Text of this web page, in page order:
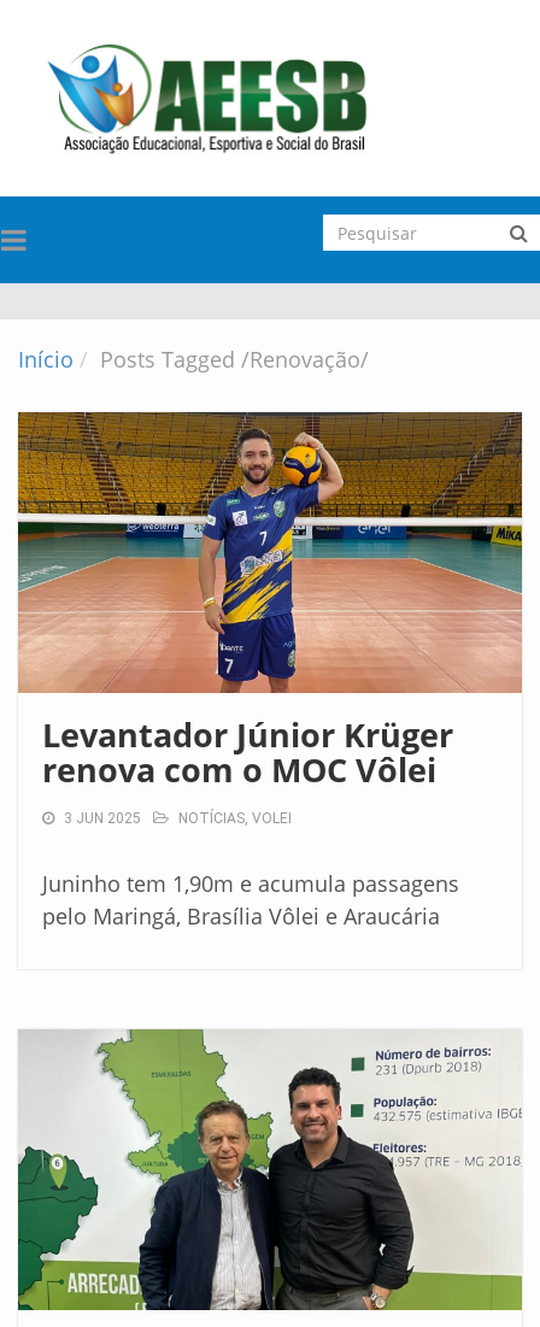
TOGGLE
NAVIGATION
Início Posts Tagged /Renovação/
Levantador Júnior Krüger
renova com o MOC Vôlei
3 JUN 2025 NOTÍCIAS, VOLEI
Juninho tem 1,90m e acumula passagens
pelo Maringá, Brasília Vôlei e Araucária